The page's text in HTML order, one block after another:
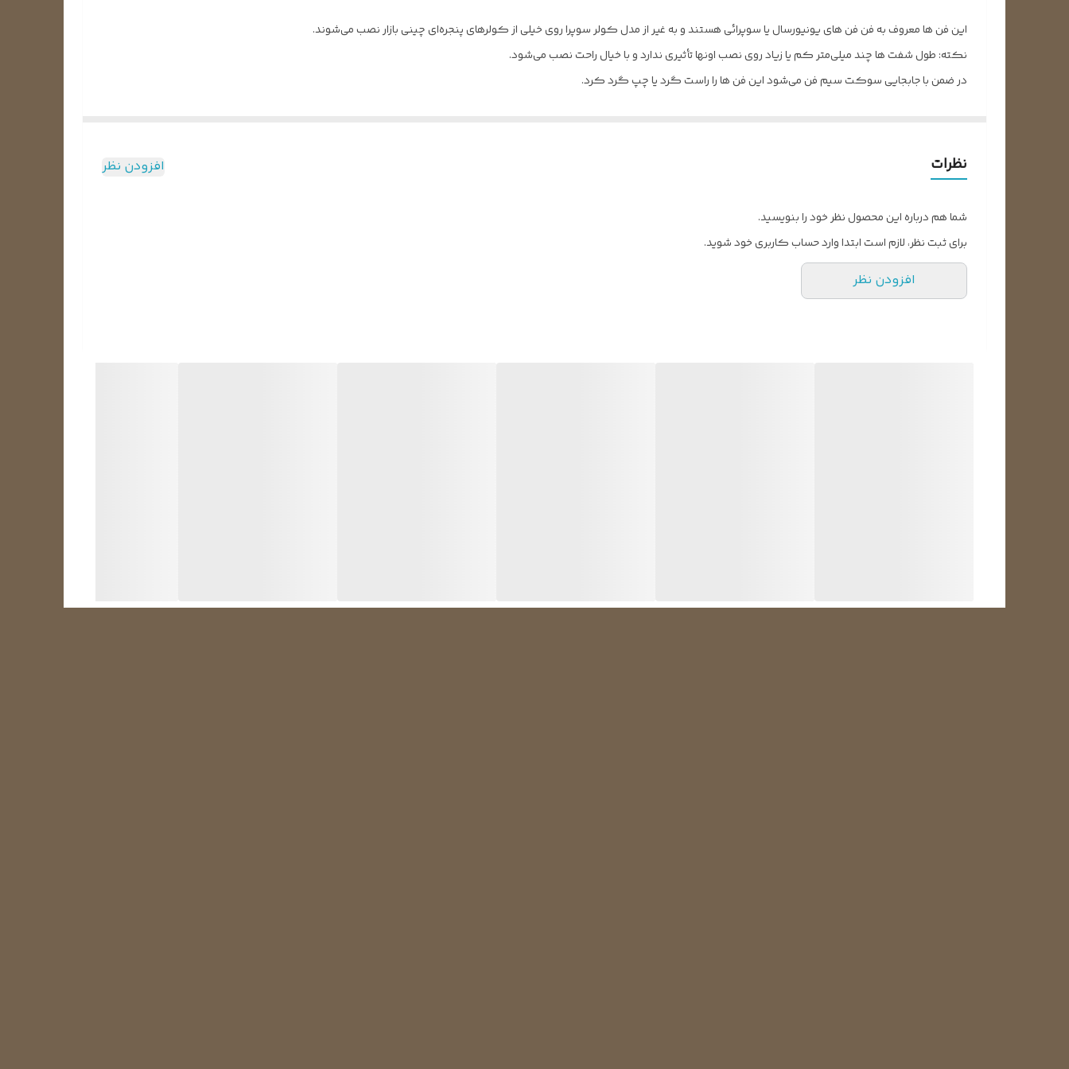
طول شفت قسمت پروانه 127mm یا 5in
این فن ها معروف به فن فن های یونیورسال یا سوپرائی هستند و به غیر از مدل کولر سوپرا روی خیلی از کولرهای پنجره‌ای چینی بازار نصب می‌شوند.
نکته: طول شفت ها چند میلی‌متر کم یا زیاد روی نصب اونها تأثیری ندارد و با خیال راحت نصب می‌شود.
در ضمن با جابجایی سوکت سیم فن می‌شود این فن ها را راست گرد یا چپ گرد کرد.
هر کولر گازی، فن است اما متاسفانه گاهی اوقات در اثر استفاده زیاد یا مشکلات دیگر از کار می‌افتد. در این زمان نیاز است اقدام به تعمیر فن کولر گازی پنجره‌ای کنید.
به هر حال محبوبیت کولر گازی مسئله ی غیر قابل انکاری است. در نتیجه نیاز به تعمیر فن کولر گازی پنجره ای نیز همواره وجود دارد. تعمیر فن موضوع مهمی از پروسه ی تعمیرات کولر گازی
نظرات افزودن نظر
شما هم درباره این محصول نظر خود را بنویسید.
برای ثبت نظر، لازم است ابتدا وارد حساب کاربری خود شوید.
افزودن نظر